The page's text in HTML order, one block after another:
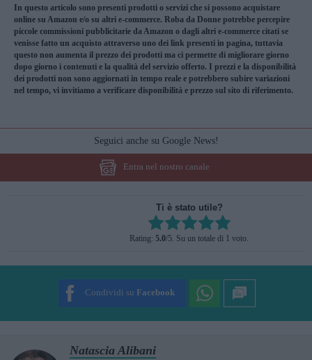
In questo articolo sono presenti prodotti o servizi che si possono acquistare
online su Amazon e/o su altri e-commerce. Roba da Donne potrebbe percepire
piccole commissioni pubblicitarie da Amazon o dagli altri e-commerce citati se
venisse fatto un acquisto attraverso uno dei link presenti in pagina, tuttavia
questo non aumenta il prezzo dei prodotti ma ci permette di migliorare giorno
dopo giorno i contenuti e la qualità del servizio offerto. I prezzi e la disponibilità
dei prodotti non sono aggiornati in tempo reale e potrebbero subire variazioni
nel tempo, vi invitiamo a verificare disponibilità e prezzo sul sito di riferimento.
Seguici anche su Google News!
Entra nel nostro canale
Ti è stato utile?
Rate this item:
SUBMIT RATING
Rating: 5.0/5. Su un totale di 1 voto.
Condividi su Facebook
Natascia Alibani